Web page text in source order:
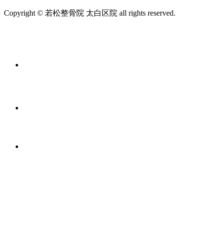
Copyright © 若松整骨院 太白区院 all rights reserved.